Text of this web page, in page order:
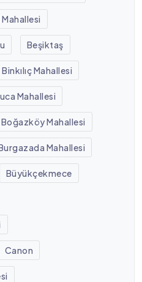
Beşiktaş
Binkılıç Mahallesi
Mahallesi
Boğazköy Mahallesi
Mahallesi
Büyükçekmece
Canon